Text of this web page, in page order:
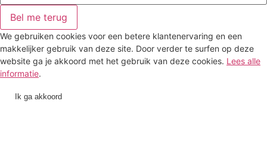
Bel me terug
We gebruiken cookies voor een betere klantenervaring en een
makkelijker gebruik van deze site. Door verder te surfen op deze
website ga je akkoord met het gebruik van deze cookies. Lees alle
informatie.
Ik ga akkoord